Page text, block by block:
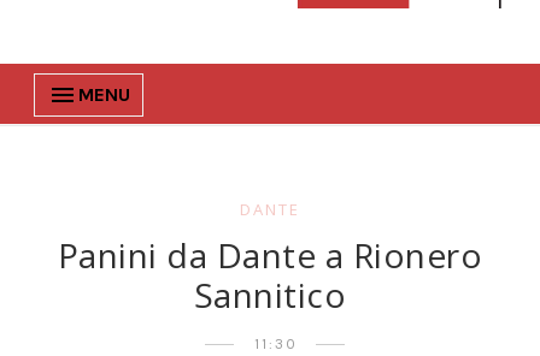
MENU
DANTE
Panini da Dante a Rionero
Sannitico
11:30